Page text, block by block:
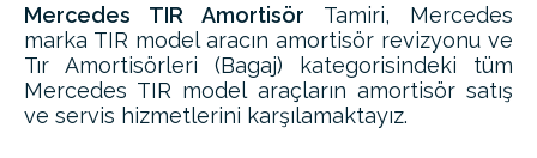
Mercedes TIR Amortisör Tamiri, Mercedes
marka TIR model aracın amortisör revizyonu ve
Tır Amortisörleri (Bagaj) kategorisindeki tüm
Mercedes TIR model araçların amortisör satış
ve servis hizmetlerini karşılamaktayız.